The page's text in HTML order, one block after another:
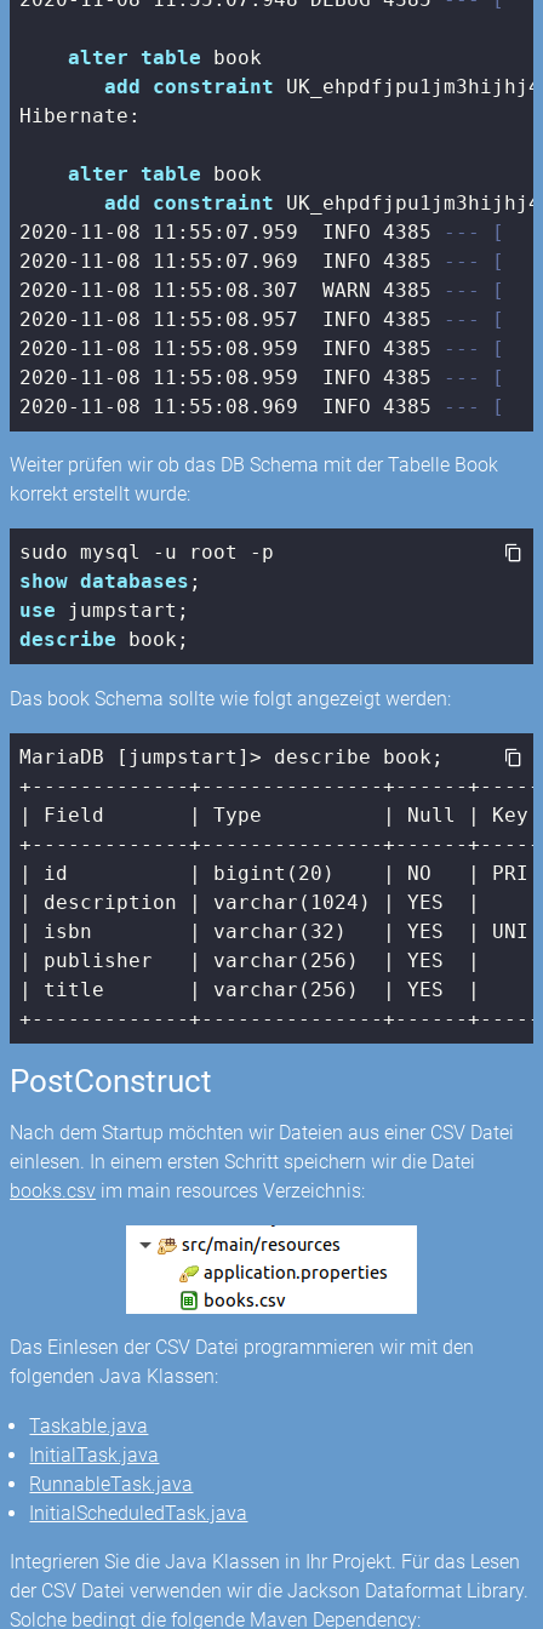
alter table book
add
constraint
Hibernate:
alter table book
add
constraint
2020-11 -08 11 : 55 : 07.959
  INFO
4385
--- [
2020-11 -08 11 : 55 : 07.969
  INFO
4385
--- [
2020-11 -08 11 : 55 : 08.307
  WARN
4385
--- [
2020-11 -08 11 : 55 : 08.957
  INFO
4385
--- [
2020-11 -08 11 : 55 : 08.959
  INFO
4385
--- [
2020-11 -08 11 : 55 : 08.959
  INFO
4385
--- [
2020-11 -08 11 : 55 : 08.969
  INFO
4385 --- [
Weiter prüfen wir ob das DB Schema mit der Tabelle Book
korrekt erstellt wurde:
show databases
use
describe book;
Das book Schema sollte wie folgt angezeigt werden:
MariaDB [jumpstart]> describe book;
| Field       | Type | Null | Key
+-------------+---------------+------
|
id | bigint(20)    | NO
| PRI
| description |
varchar( 1024 ) | YES  |
|
isbn | varchar(32)   | YES
| UNI
| publisher   |
varchar( 256 ) | YES  |
|
title | varchar(256)  | YES
|
+-------------+---------------+------
PostConstruct
Nach dem Startup möchten wir Dateien aus einer CSV Datei
einlesen. In einem ersten Schritt speichern wir die Datei
books.csv im main resources Verzeichnis:
Das Einlesen der CSV Datei programmieren wir mit den
folgenden Java Klassen:
Taskable.java
InitialTask.java
RunnableTask.java
InitialScheduledTask.java
Integrieren Sie die Java Klassen in Ihr Projekt. Für das Lesen
der CSV Datei verwenden wir die Jackson Dataformat Library.
Solche bedingt die folgende Maven Dependency: